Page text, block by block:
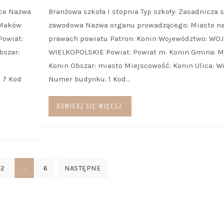
Nazwa
Kod
Branżowa szkoła I stopnia Typ szkoły: Zasadnicza
zawodowa Nazwa organu prowadzącego: Miasto
prawach powiatu Patron: Konin Województwo:
WIELKOPOLSKIE Powiat: Powiat m. Konin Gmina:
Konin Obszar: miasto Miejscowość: Konin Ulica:
Numer budynku: 1 Kod…
DOWIEDZ SIĘ WIĘCEJ
2 … 6 NASTĘPNE